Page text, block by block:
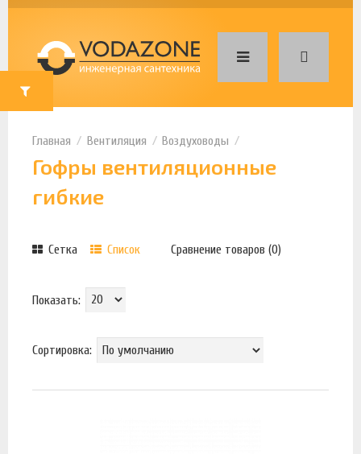
Вентиляция Воздуховоды
Гофры вентиляционные
гибкие
Сетка Список Сравнение товаров (0)
Показать:
Сортировка: